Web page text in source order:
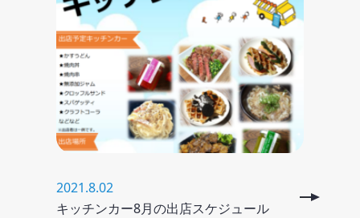
2021.8.02
キッチンカー8月の出店スケジュール